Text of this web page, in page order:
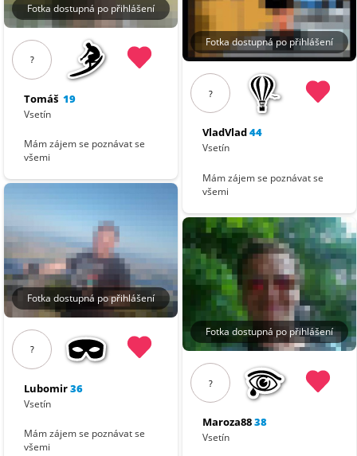
Fotka dostupná po přihlášení
?
Tomáš 19
Vsetín
Mám zájem se poznávat se
všemi
Fotka dostupná po přihlášení
?
Lubomir36
Vsetín
Mám zájem se poznávat se
všemi
Fotka dostupná po přihlášení
?
VladVlad44
Vsetín
Mám zájem se poznávat se
všemi
Fotka dostupná po přihlášení
?
Maroza8838
Vsetín